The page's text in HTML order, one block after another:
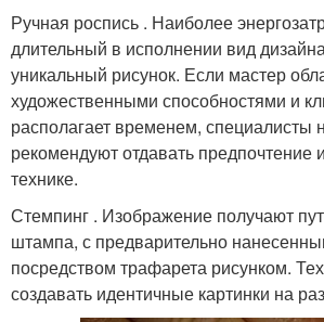
Ручная роспись . Наиболее
длительный в исполнении вид
уникальный рисунок. Если мастер
художественными способностями и
располагает временем, специалисты
рекомендуют отдавать предпочтение
технике.
Стемпинг . Изображение получают
штампа, с предварительно
посредством трафарета рисунком.
создавать идентичные картинки на